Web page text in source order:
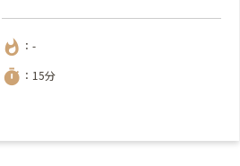
whatshot ：-
timer ：15分